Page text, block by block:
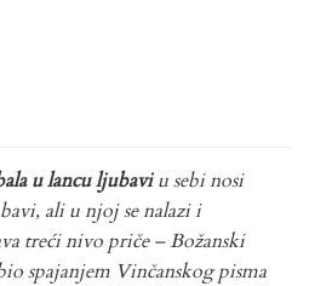
u lancu ljubaviu sebi nosi
ali u njoj se nalazi i
treći nivo priče – Božanski
spajanjem Vinčanskog pisma